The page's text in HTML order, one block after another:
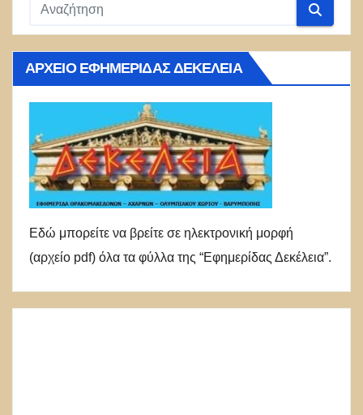
ΑΡΧΕΊΟ ΕΦΗΜΕΡΊΔΑΣ ΔΕΚΈΛΕΙΑ
Εδώ μπορείτε να βρείτε σε ηλεκτρονική μορφή
(αρχείο pdf) όλα τα φύλλα της “Εφημερίδας Δεκέλεια”.